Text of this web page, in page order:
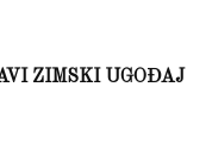
ZIMSKI UGOĐAJ